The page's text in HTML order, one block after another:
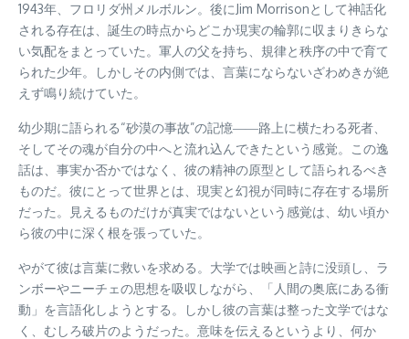
1943年、フロリダ州メルボルン。後にJim Morrisonとして神話化
される存在は、誕生の時点からどこか現実の輪郭に収まりきらな
い気配をまとっていた。軍人の父を持ち、規律と秩序の中で育て
られた少年。しかしその内側では、言葉にならないざわめきが絶
えず鳴り続けていた。
幼少期に語られる“砂漠の事故”の記憶――路上に横たわる死者、
そしてその魂が自分の中へと流れ込んできたという感覚。この逸
話は、事実か否かではなく、彼の精神の原型として語られるべき
ものだ。彼にとって世界とは、現実と幻視が同時に存在する場所
だった。見えるものだけが真実ではないという感覚は、幼い頃か
ら彼の中に深く根を張っていた。
やがて彼は言葉に救いを求める。大学では映画と詩に没頭し、ラ
ンボーやニーチェの思想を吸収しながら、「人間の奥底にある衝
動」を言語化しようとする。しかし彼の言葉は整った文学ではな
く、むしろ破片のようだった。意味を伝えるというより、何か